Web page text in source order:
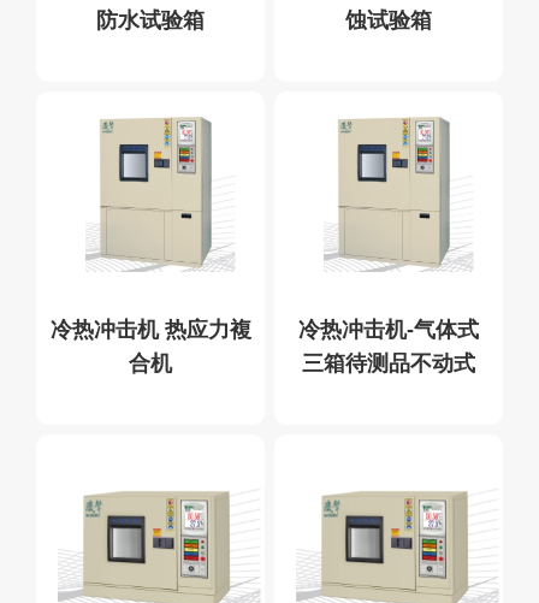
防水试验箱
蚀试验箱
冷热冲击机 热应力複
合机
冷热冲击机-气体式
三箱待测品不动式